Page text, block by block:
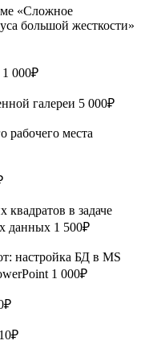
«Сложное
большой жесткости»
1 000₽
галереи 5 000₽
рабочего места
в задаче
данных 1 500₽
настройка БД в MS
1 000₽
10₽